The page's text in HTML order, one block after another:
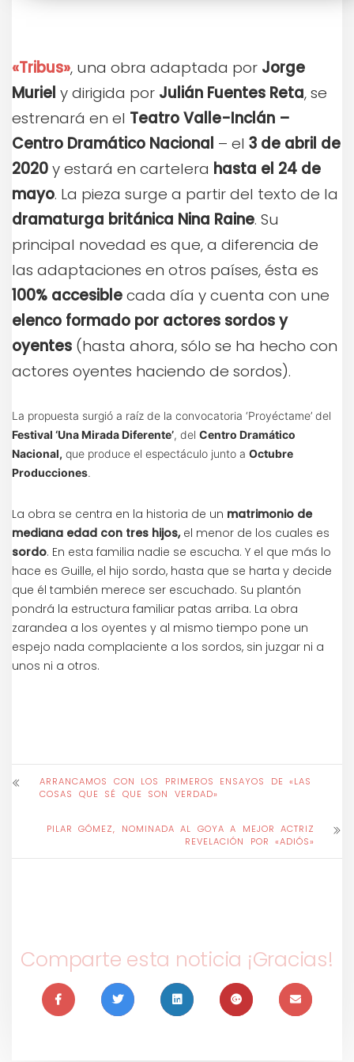
«Tribus», una obra adaptada por Jorge
Muriel y dirigida por Julián Fuentes Reta, se
estrenará en el Teatro Valle-Inclán –
Centro Dramático Nacional – el 3 de abril de
2020y estará en cartelera hasta el 24 de
mayo. La pieza surge a partir del texto de la
dramaturga británica Nina Raine. Su
principal novedad es que, a diferencia de
las adaptaciones en otros países, ésta es
100% accesiblecada día y cuenta con une
elenco formado por actores sordos y
oyentes (hasta ahora, sólo se ha hecho con
actores oyentes haciendo de sordos).
La propuesta surgió a raíz de la convocatoria ‘Proyéctame’ del
Festival ‘Una Mirada Diferente’, del Centro Dramático
Nacional, que produce el espectáculo junto a Octubre
Producciones.
La obra se centra en la historia de un matrimonio de
mediana edad con tres hijos,el menor de los cuales es
sordo. En esta familia nadie se escucha. Y el que más lo
hace es Guille, el hijo sordo, hasta que se harta y decide
que él también merece ser escuchado. Su plantón
pondrá la estructura familiar patas arriba. La obra
zarandea a los oyentes y al mismo tiempo pone un
espejo nada complaciente a los sordos, sin juzgar ni a
unos ni a otros.
ARRANCAMOS CON LOS PRIMEROS ENSAYOS DE «LAS
COSAS QUE SÉ QUE SON VERDAD»
PILAR GÓMEZ, NOMINADA AL GOYA A MEJOR ACTRIZ
REVELACIÓN POR «ADIÓS»
Comparte esta noticia ¡Gracias!